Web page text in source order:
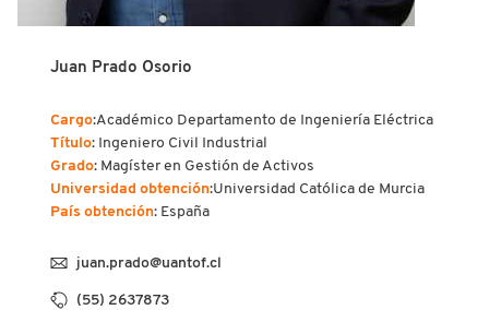
Juan Prado Osorio
Cargo:Académico Departamento de Ingeniería Eléctrica
Título: Ingeniero Civil Industrial
Grado: Magíster en Gestión de Activos
Universidad obtención:Universidad Católica de Murcia
País obtención: España
juan.prado@uantof.cl
(55) 2637873